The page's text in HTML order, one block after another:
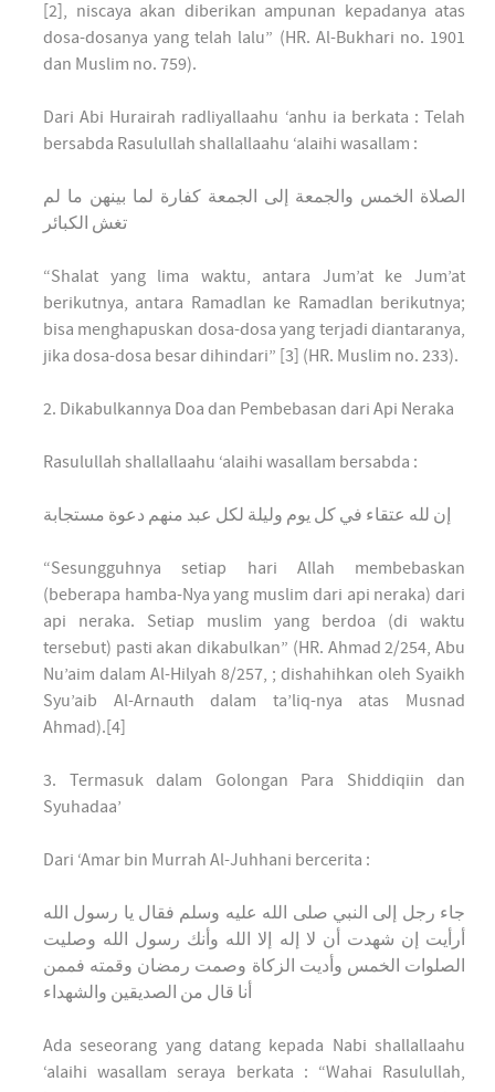
[2], niscaya akan diberikan ampunan kepadanya atas
dosa-dosanya yang telah lalu” (HR. Al-Bukhari no. 1901
dan Muslim no. 759).
Dari Abi Hurairah radliyallaahu ‘anhu ia berkata : Telah
bersabda Rasulullah shallallaahu ‘alaihi wasallam :
الصلاة الخمس والجمعة إلى الجمعة كفارة لما بينهن ما لم
تغش الكبائر
“Shalat yang lima waktu, antara Jum’at ke Jum’at
berikutnya, antara Ramadlan ke Ramadlan berikutnya;
bisa menghapuskan dosa-dosa yang terjadi diantaranya,
jika dosa-dosa besar dihindari” [3] (HR. Muslim no. 233).
2. Dikabulkannya Doa dan Pembebasan dari Api Neraka
Rasulullah shallallaahu ‘alaihi wasallam bersabda :
إن لله عتقاء في كل يوم وليلة لكل عبد منهم دعوة مستجابة
“Sesungguhnya setiap hari Allah membebaskan
(beberapa hamba-Nya yang muslim dari api neraka) dari
api neraka. Setiap muslim yang berdoa (di waktu
tersebut) pasti akan dikabulkan” (HR. Ahmad 2/254, Abu
Nu’aim dalam Al-Hilyah 8/257, ; dishahihkan oleh Syaikh
Syu’aib Al-Arnauth dalam ta’liq-nya atas Musnad
Ahmad).[4]
3. Termasuk dalam Golongan Para Shiddiqiin dan
Syuhadaa’
Dari ‘Amar bin Murrah Al-Juhhani bercerita :
جاء رجل إلى النبي صلى الله عليه وسلم فقال يا رسول الله
أرأيت إن شهدت أن لا إله إلا الله وأنك رسول الله وصليت
الصلوات الخمس وأديت الزكاة وصمت رمضان وقمته فممن
أنا قال من الصديقين والشهداء
Ada seseorang yang datang kepada Nabi shallallaahu
‘alaihi wasallam seraya berkata : “Wahai Rasulullah,